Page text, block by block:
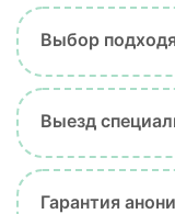
Выбор
Выезд
Гарантия